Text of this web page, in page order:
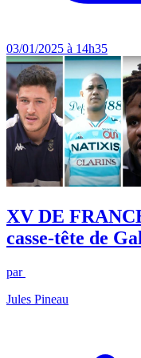
03/01/2025 à 14h35
XV DE
casse-tête de
par
Jules Pineau